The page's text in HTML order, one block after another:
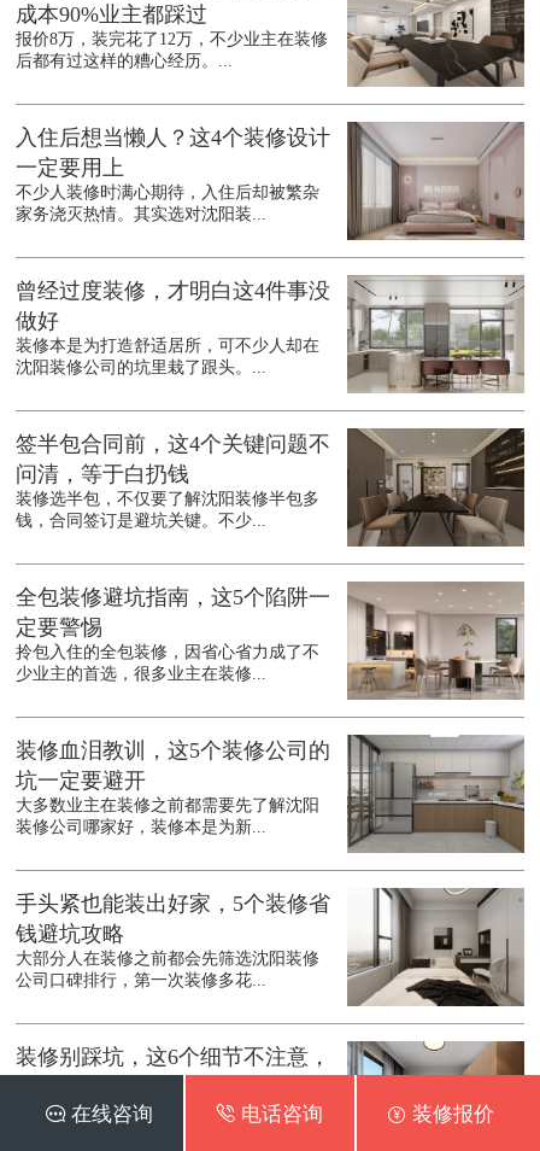
成本90%业主都踩过
报价8万，装完花了12万，不少业主在装修
后都有过这样的糟心经历。...
入住后想当懒人？这4个装修设计
一定要用上
不少人装修时满心期待，入住后却被繁杂
家务浇灭热情。其实选对沈阳装...
曾经过度装修，才明白这4件事没
做好
装修本是为打造舒适居所，可不少人却在
沈阳装修公司的坑里栽了跟头。...
签半包合同前，这4个关键问题不
问清，等于白扔钱
装修选半包，不仅要了解沈阳装修半包多
钱，合同签订是避坑关键。不少...
全包装修避坑指南，这5个陷阱一
定要警惕
拎包入住的全包装修，因省心省力成了不
少业主的首选，很多业主在装修...
装修血泪教训，这5个装修公司的
坑一定要避开
大多数业主在装修之前都需要先了解沈阳
装修公司哪家好，装修本是为新...
手头紧也能装出好家，5个装修省
钱避坑攻略
大部分人在装修之前都会先筛选沈阳装修
公司口碑排行，第一次装修多花...
装修别踩坑，这6个细节不注意，
在装修之前都会先了解沈阳装修公司口碑
 在线咨询  电话咨询  装修报价